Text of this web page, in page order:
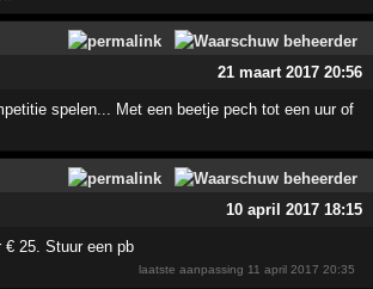
21 maart 2017 20:56
spelen... Met een beetje pech tot een uur of
10 april 2017 18:15
25. Stuur een pb
laatste aanpassing 11 april 2017 20:35